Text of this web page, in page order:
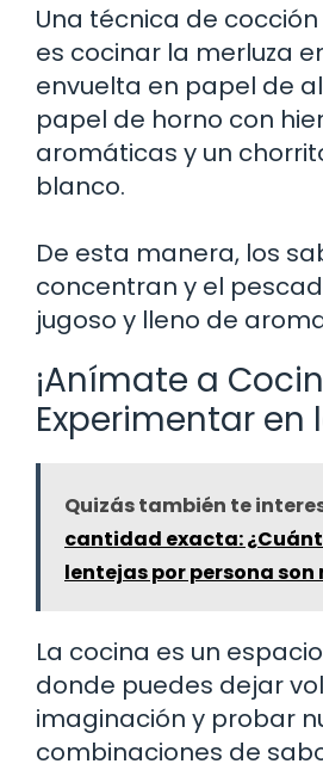
Una técnica de
es cocinar la merluza
envuelta en papel de
papel de horno con
aromáticas y un
blanco.
De esta manera, los
concentran y el
jugoso y lleno de
¡Anímate a
Experimentar en
Quizás también te
cantidad exacta:
lentejas por persona son
La cocina es un
donde puedes dejar
imaginación y probar
combinaciones de